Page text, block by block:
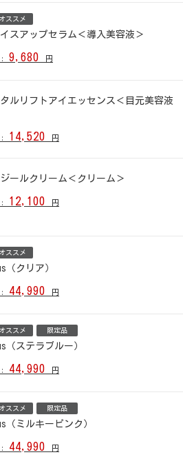
オススメ
スアップセラム＜導入美容液＞
9,680 円
ルリフトアイエッセンス＜目元美容液
14,520 円
ールクリーム＜クリーム＞
12,100 円
オススメ
（クリア）
44,990 円
オススメ 限定品
（ステラブルー）
44,990 円
オススメ 限定品
（ミルキーピンク）
44,990 円